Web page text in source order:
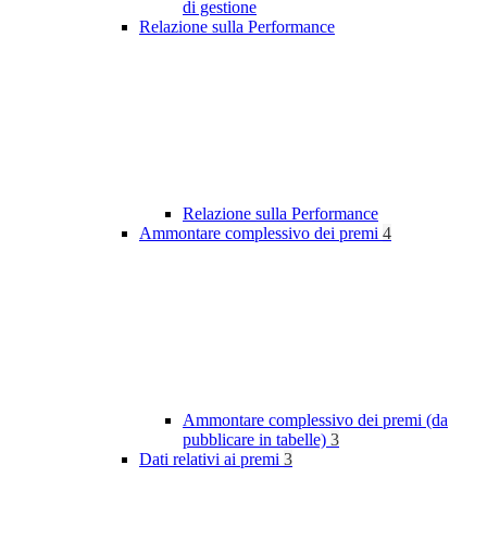
di gestione
Relazione sulla Performance
Relazione sulla Performance
Ammontare complessivo dei premi 4
Ammontare complessivo dei premi (da
pubblicare in tabelle) 3
Dati relativi ai premi 3